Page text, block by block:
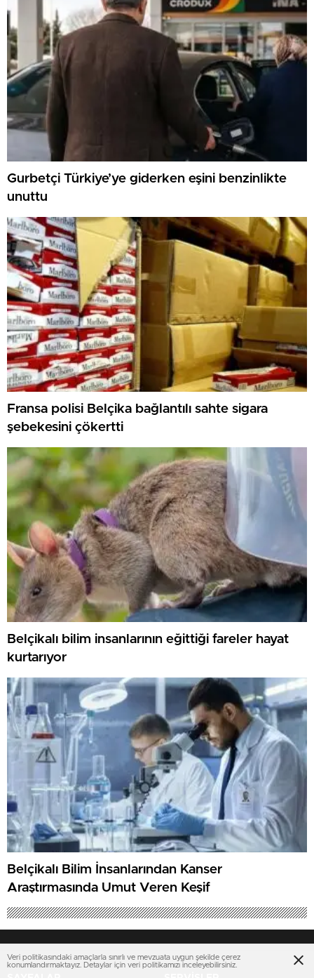
Gurbetçi Türkiye’ye giderken eşini benzinlikte
unuttu
Fransa polisi Belçika bağlantılı sahte sigara
şebekesini çökertti
Belçikalı bilim insanlarının eğittiği fareler hayat
kurtarıyor
Belçikalı Bilim İnsanlarından Kanser
Araştırmasında Umut Veren Keşif
Veri politikasındaki amaçlarla sınırlı ve mevzuata uygun şekilde çerez
konumlandırmaktayız. Detaylar için veri politikamızı inceleyebilirsiniz.